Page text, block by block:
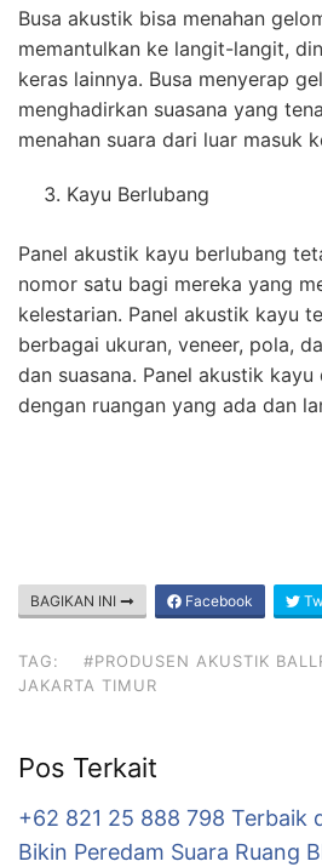
Busa akustik bisa menahan
memantulkan ke langit-langit,
keras lainnya. Busa menyerap
menghadirkan suasana yang
menahan suara dari luar masuk
Kayu Berlubang
Panel akustik kayu berlubang
nomor satu bagi mereka yang
kelestarian. Panel akustik kayu
berbagai ukuran, veneer, pola,
dan suasana. Panel akustik
dengan ruangan yang ada dan
BAGIKAN INI Facebook
TAG:
#PRODUSEN AKUSTIK
JAKARTA TIMUR
Pos Terkait
+62 821 25 888 798 Terbaik
Bikin Peredam Suara Ruang